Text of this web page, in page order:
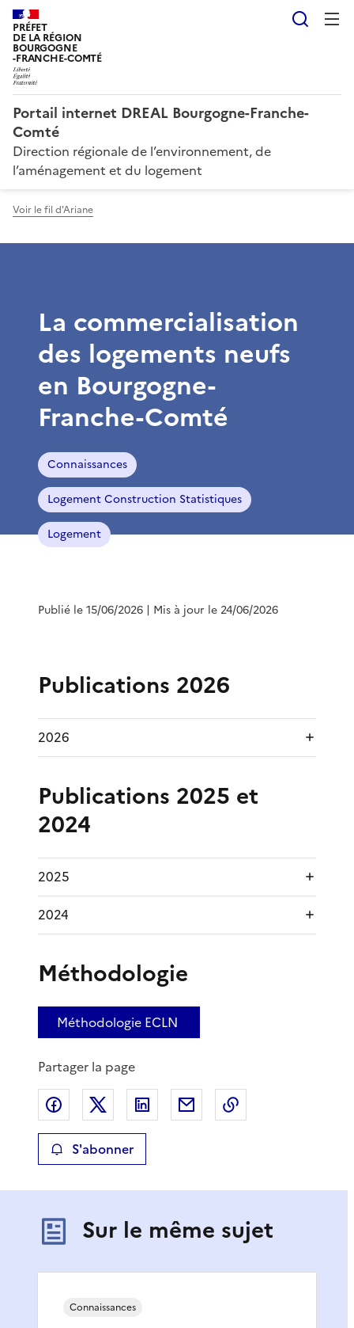
PRÉFET
DE LA RÉGION
BOURGOGNE
-FRANCHE-COMTÉ
Portail internet DREAL Bourgogne-Franche-
Comté
Direction régionale de l’environnement, de
l’aménagement et du logement
Voir le fil d'Ariane
La commercialisation
des logements neufs
en Bourgogne-
Franche-Comté
Connaissances
Logement Construction Statistiques
Logement
Publié le 15/06/2026 | Mis à jour le 24/06/2026
Publications 2026
2026
Publications 2025 et
2024
2025
2024
Méthodologie
Méthodologie ECLN
Partager la page
Partager sur Facebook
Partager sur XPartager sur LinkedIn
Partager par email
S'abonner
Sur le même sujet
Connaissances